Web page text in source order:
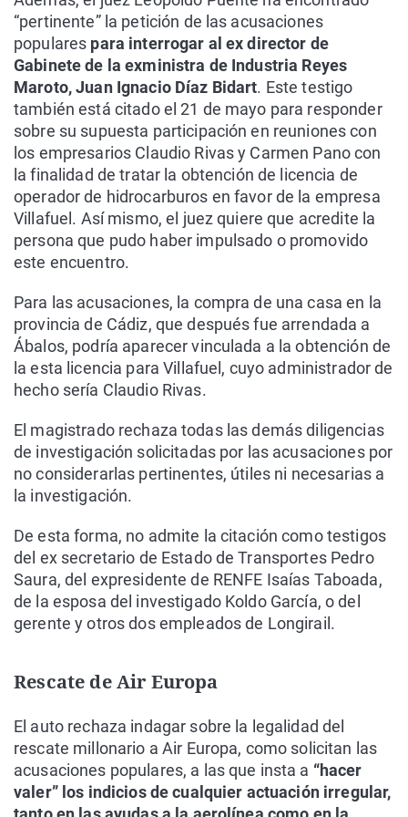
“pertinente” la petición de las acusaciones
populares para interrogar al ex director de
Gabinete de la exministra de Industria Reyes
Maroto, Juan Ignacio Díaz Bidart. Este testigo
también está citado el 21 de mayo para responder
sobre su supuesta participación en reuniones con
los empresarios Claudio Rivas y Carmen Pano con
la finalidad de tratar la obtención de licencia de
operador de hidrocarburos en favor de la empresa
Villafuel. Así mismo, el juez quiere que acredite la
persona que pudo haber impulsado o promovido
este encuentro.
Para las acusaciones, la compra de una casa en la
provincia de Cádiz, que después fue arrendada a
Ábalos, podría aparecer vinculada a la obtención de
la esta licencia para Villafuel, cuyo administrador de
hecho sería Claudio Rivas.
El magistrado rechaza todas las demás diligencias
de investigación solicitadas por las acusaciones por
no considerarlas pertinentes, útiles ni necesarias a
la investigación.
De esta forma, no admite la citación como testigos
del ex secretario de Estado de Transportes Pedro
Saura, del expresidente de RENFE Isaías Taboada,
de la esposa del investigado Koldo García, o del
gerente y otros dos empleados de Longirail.
Rescate de Air Europa
El auto rechaza indagar sobre la legalidad del
rescate millonario a Air Europa, como solicitan las
acusaciones populares, a las que insta a “hacer
valer” los indicios de cualquier actuación irregular,